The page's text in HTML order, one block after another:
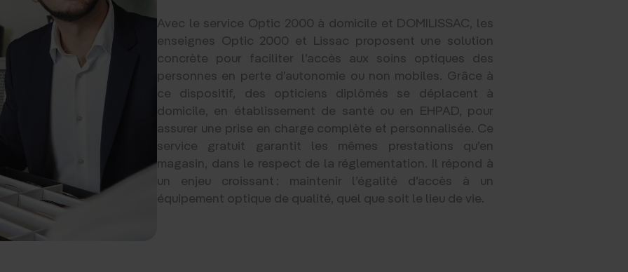
Avec le service Optic 2000 à domicile et DOMILISSAC, les
enseignes Optic 2000 et Lissac proposent une solution
concrète pour faciliter l’accès aux soins optiques des
personnes en perte d’autonomie ou non mobiles. Grâce à
ce dispositif, des opticiens diplômés se déplacent à
domicile, en établissement de santé ou en EHPAD, pour
assurer une prise en charge complète et personnalisée. Ce
service gratuit garantit les mêmes prestations qu’en
magasin, dans le respect de la réglementation. Il répond à
un enjeu croissant : maintenir l’égalité d’accès à un
équipement optique de qualité, quel que soit le lieu de vie.